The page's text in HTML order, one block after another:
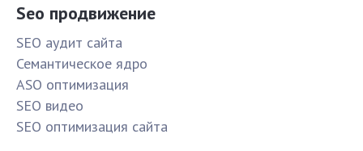
Seo продвижение
SЕО аудит сайта
Семантическое ядро
ASO оптимизация
SЕО видео
SЕО оптимизация сайта